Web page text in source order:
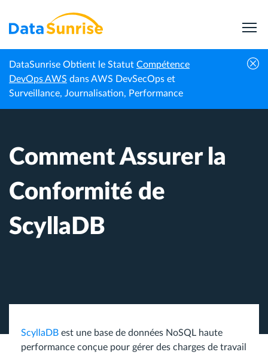
DataSunrise Obtient le Statut Compétence
DevOps AWS dans AWS DevSecOps et
Surveillance, Journalisation, Performance
Accueil
Centre de
connaissances
Comment Assurer la Conformité de
ScyllaDB
Comment Assurer la
Conformité de
ScyllaDB
ScyllaDB est une base de données NoSQL haute
performance conçue pour gérer des charges de travail